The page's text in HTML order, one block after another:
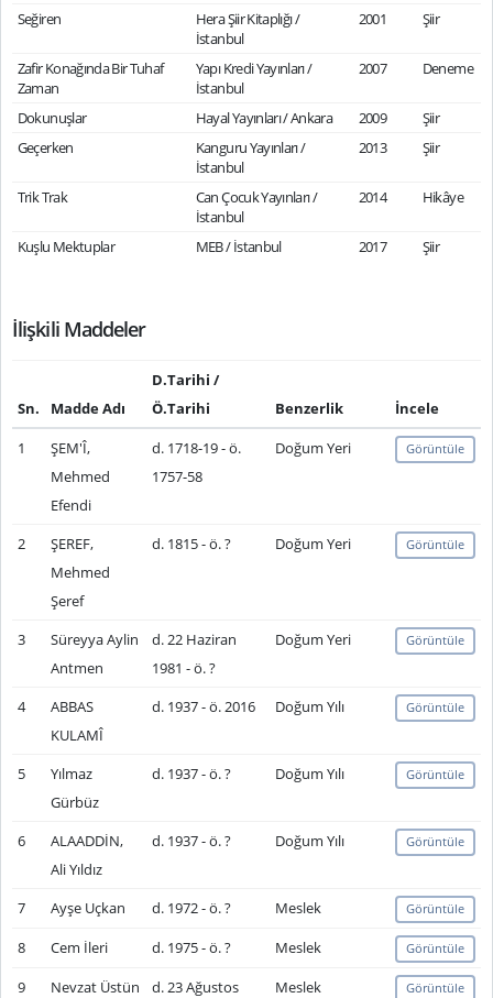
Seğiren
Hera Şiir Kitaplığı /
İstanbul
2001 Şiir
Zafir Konağında Bir Tuhaf
Zaman
Yapı Kredi Yayınları /
İstanbul
2007 Deneme
Dokunuşlar Hayal Yayınları / Ankara 2009
Şiir
Geçerken
Kanguru Yayınları /
İstanbul
2013 Şiir
Trik Trak
Can Çocuk Yayınları /
İstanbul
2014 Hikâye
Kuşlu Mektuplar MEB / İstanbul 2017 Şiir
İlişkili Maddeler
Sn. Madde Adı
D.Tarihi /
Ö.Tarihi
Benzerlik
İncele
1
ŞEM'Î,
Mehmed
Efendi
d. 1718-19 - ö.
1757-58
Doğum Yeri Görüntüle
2
ŞEREF,
Mehmed
Şeref
d. 1815 - ö. ? Doğum Yeri Görüntüle
3
Süreyya Aylin
Antmen
d. 22 Haziran
1981 - ö. ?
Doğum Yeri Görüntüle
4
ABBAS
KULAMÎ
d. 1937 - ö. 2016 Doğum Yılı Görüntüle
5
Yılmaz
Gürbüz
d. 1937 - ö. ? Doğum Yılı Görüntüle
6
ALAADDİN,
Ali Yıldız
d. 1937 - ö. ? Doğum Yılı Görüntüle
7 Ayşe Uçkan d. 1972 - ö. ? Meslek Görüntüle
8 Cem İleri d. 1975 - ö. ? Meslek Görüntüle
9 Nevzat Üstün
d. 23 Ağustos
Meslek Görüntüle